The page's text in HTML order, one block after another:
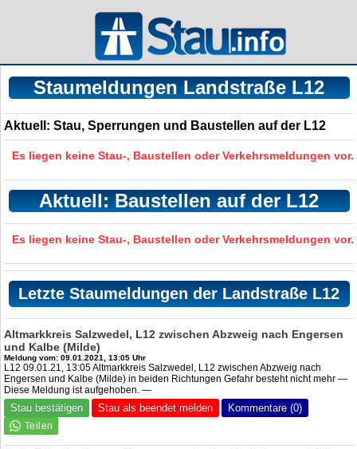
Staumeldungen Landstraße L12
Aktuell: Stau, Sperrungen und Baustellen auf der L12
Es liegen keine Stau-, Baustellen oder Verkehrsmeldungen vor.
Aktuell: Baustellen auf der L12
Es liegen keine Stau-, Baustellen oder Verkehrsmeldungen vor.
Letzte Staumeldungen der Landstraße L12
Altmarkkreis Salzwedel, L12 zwischen Abzweig nach Engersen
und Kalbe (Milde)
Meldung vom: 09.01.2021, 13:05 Uhr
L12 09.01.21, 13:05 Altmarkkreis Salzwedel, L12 zwischen Abzweig nach
Engersen und Kalbe (Milde) in beiden Richtungen Gefahr besteht nicht mehr —
Diese Meldung ist aufgehoben. —
Stau bestätigen Stau als beendet melden Kommentare (0)